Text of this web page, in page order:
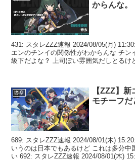
からんな。
431: スタレZZZ速報 2024/08/05(月)
エンのチンイの関係性がわからんな チン
級下だよな？ 上司ぽい雰囲気だしとるけ
考察
【ZZZ】
モチーフだ
689: スタレZZZ速報 2024/08/01(木)
いうのは日本でもあるけど これは多分中
い 692: スタレZZZ速報 2024/08/01(木)